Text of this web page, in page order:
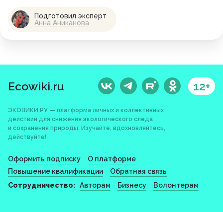
Подготовил эксперт
Анна Аниканова
Ecowiki.ru 12+
ЭКОВИКИ.РУ — платформа личных и коллективных
действий для снижения экологического следа
и сохранения природы. Изучайте, вдохновляйтесь,
действуйте!
Оформить подписку
О платформе
Повышение квалификации
Обратная связь
Сотрудничество: Авторам Бизнесу Волонтерам